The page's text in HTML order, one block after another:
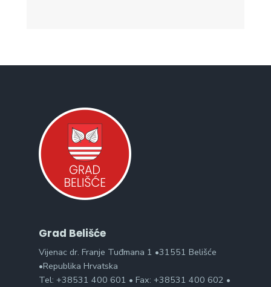
Grad Belišće
Vijenac dr. Franje Tuđmana 1 •31551 Belišće
•Republika Hrvatska
Tel: +38531 400 601 • Fax: +38531 400 602 •